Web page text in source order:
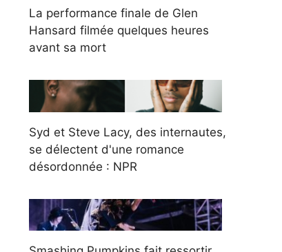
La performance finale de Glen
Hansard filmée quelques heures
avant sa mort
Syd et Steve Lacy, des internautes,
se délectent d'une romance
désordonnée : NPR